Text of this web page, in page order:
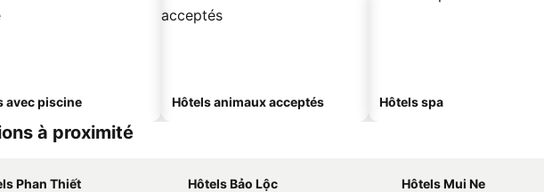
avec piscine Hôtels animaux acceptés Hôtels spa
à proximité
Phan Thiết Hôtels Bảo Lộc
Hôtels Mui Ne